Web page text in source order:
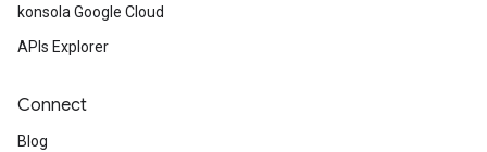
konsola Google Cloud
APIs Explorer
Connect
Blog